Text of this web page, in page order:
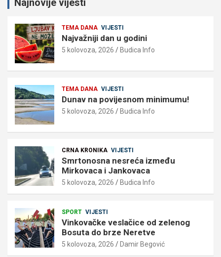
TEMA DANA VIJESTI
Najvažniji dan u godini
5 kolovoza, 2026 Budica Info
TEMA DANA VIJESTI
Dunav na povijesnom minimumu!
5 kolovoza, 2026 Budica Info
CRNA KRONIKA VIJESTI
Smrtonosna nesreća između
Mirkovaca i Jankovaca
5 kolovoza, 2026 Budica Info
SPORT VIJESTI
Vinkovačke veslačice od zelenog
Bosuta do brze Neretve
5 kolovoza, 2026 Damir Begović